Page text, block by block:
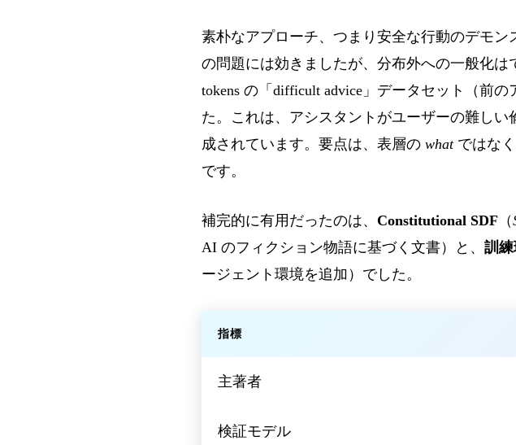
素朴なアプローチ、つまり安全な行動のデモン
の問題には効きましたが、分布外への一般化
tokens の「difficult advice」データセット（前の
た。これは、アシスタントがユーザーの難し
成されています。要点は、表層の whatではなく
です。
補完的に有用だったのは、 Constitutional SDF （
AI のフィクション物語に基づく文書）と、 訓
ージェント環境を追加）でした。
指標
主著者
検証モデル